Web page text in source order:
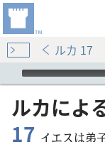
ルカ 17
Audio Player
ルカ​に​よ
17 イエスは弟